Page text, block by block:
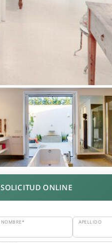
SOLICITUD ONLINE
NOMBRE* APELLIDO